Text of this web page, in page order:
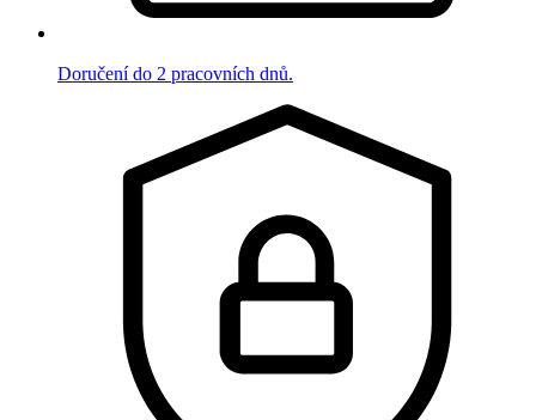
Doručení do 2 pracovních dnů.